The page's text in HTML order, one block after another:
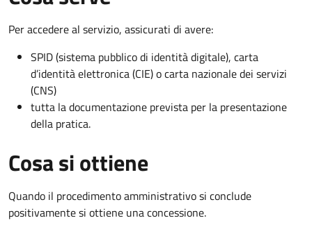
Per accedere al servizio, assicurati di avere:
SPID (sistema pubblico di identità digitale), carta
d’identità elettronica (CIE) o carta nazionale dei servizi
(CNS)
tutta la documentazione prevista per la presentazione
della pratica.
Cosa si ottiene
Quando il procedimento amministrativo si conclude
positivamente si ottiene una concessione.